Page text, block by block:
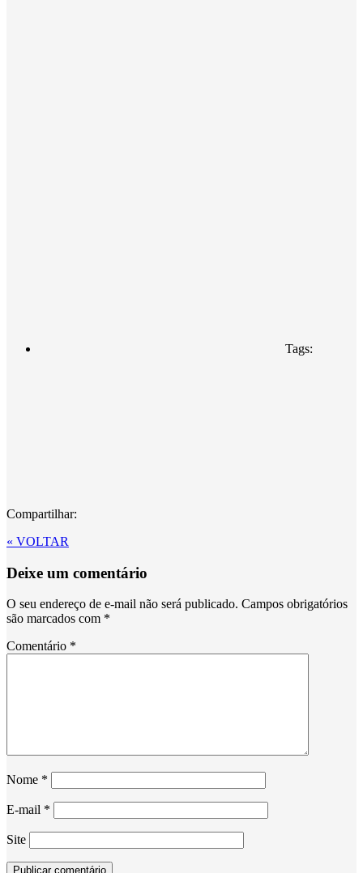
Tags:
Compartilhar:
« VOLTAR
Deixe um comentário
O seu endereço de e-mail não será publicado. Campos obrigatórios
são marcados com *
Comentário *
Nome *
E-mail *
Site